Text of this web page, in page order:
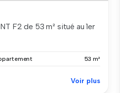
F2 de 53 m² situé au 1er
53 m²
Voir plus